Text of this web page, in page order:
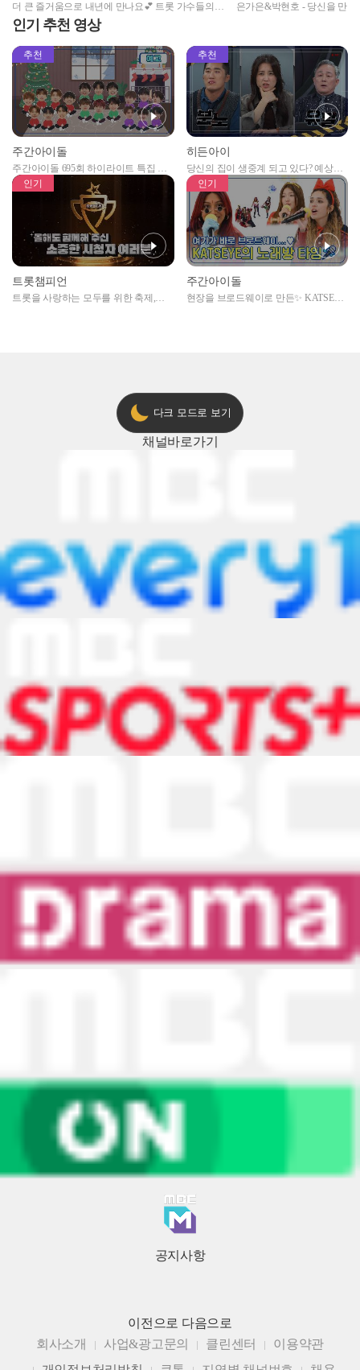
더 큰 즐거움으로 내년에 만나요💕 트롯 가수들의
사랑이 듬뿍 담긴 새해 메세지가 도착했습니다💌 l
트롯챔피언 l EP.55
은가은&박현호 - 당신을 만나
인기 추천 영상
추천
주간아이돌
주간아이돌 695회 하이라이트 특집 남
자아이돌편 예고
추천
히든아이
당신의 집이 생중계 되고 있다? 예상치
못한 곳에서 일어나는 불법촬영 범죄!
인기
트롯챔피언
트롯을 사랑하는 모두를 위한 축제,
인기
주간아이돌
현장을 브로드웨이로 만든✨ KATSEYE
다크 모드로 보기
채널바로가기
공지사항
이전으로 다음으로
회사소개
사업&광고문의 클린센터
이용약관